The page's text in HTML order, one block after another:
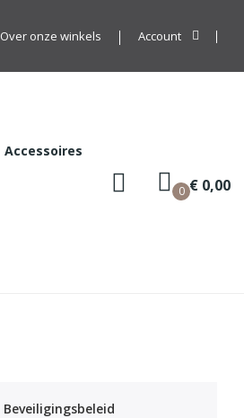
Over onze winkels Account
Accessoires
0 € 0,00
Beveiligingsbeleid